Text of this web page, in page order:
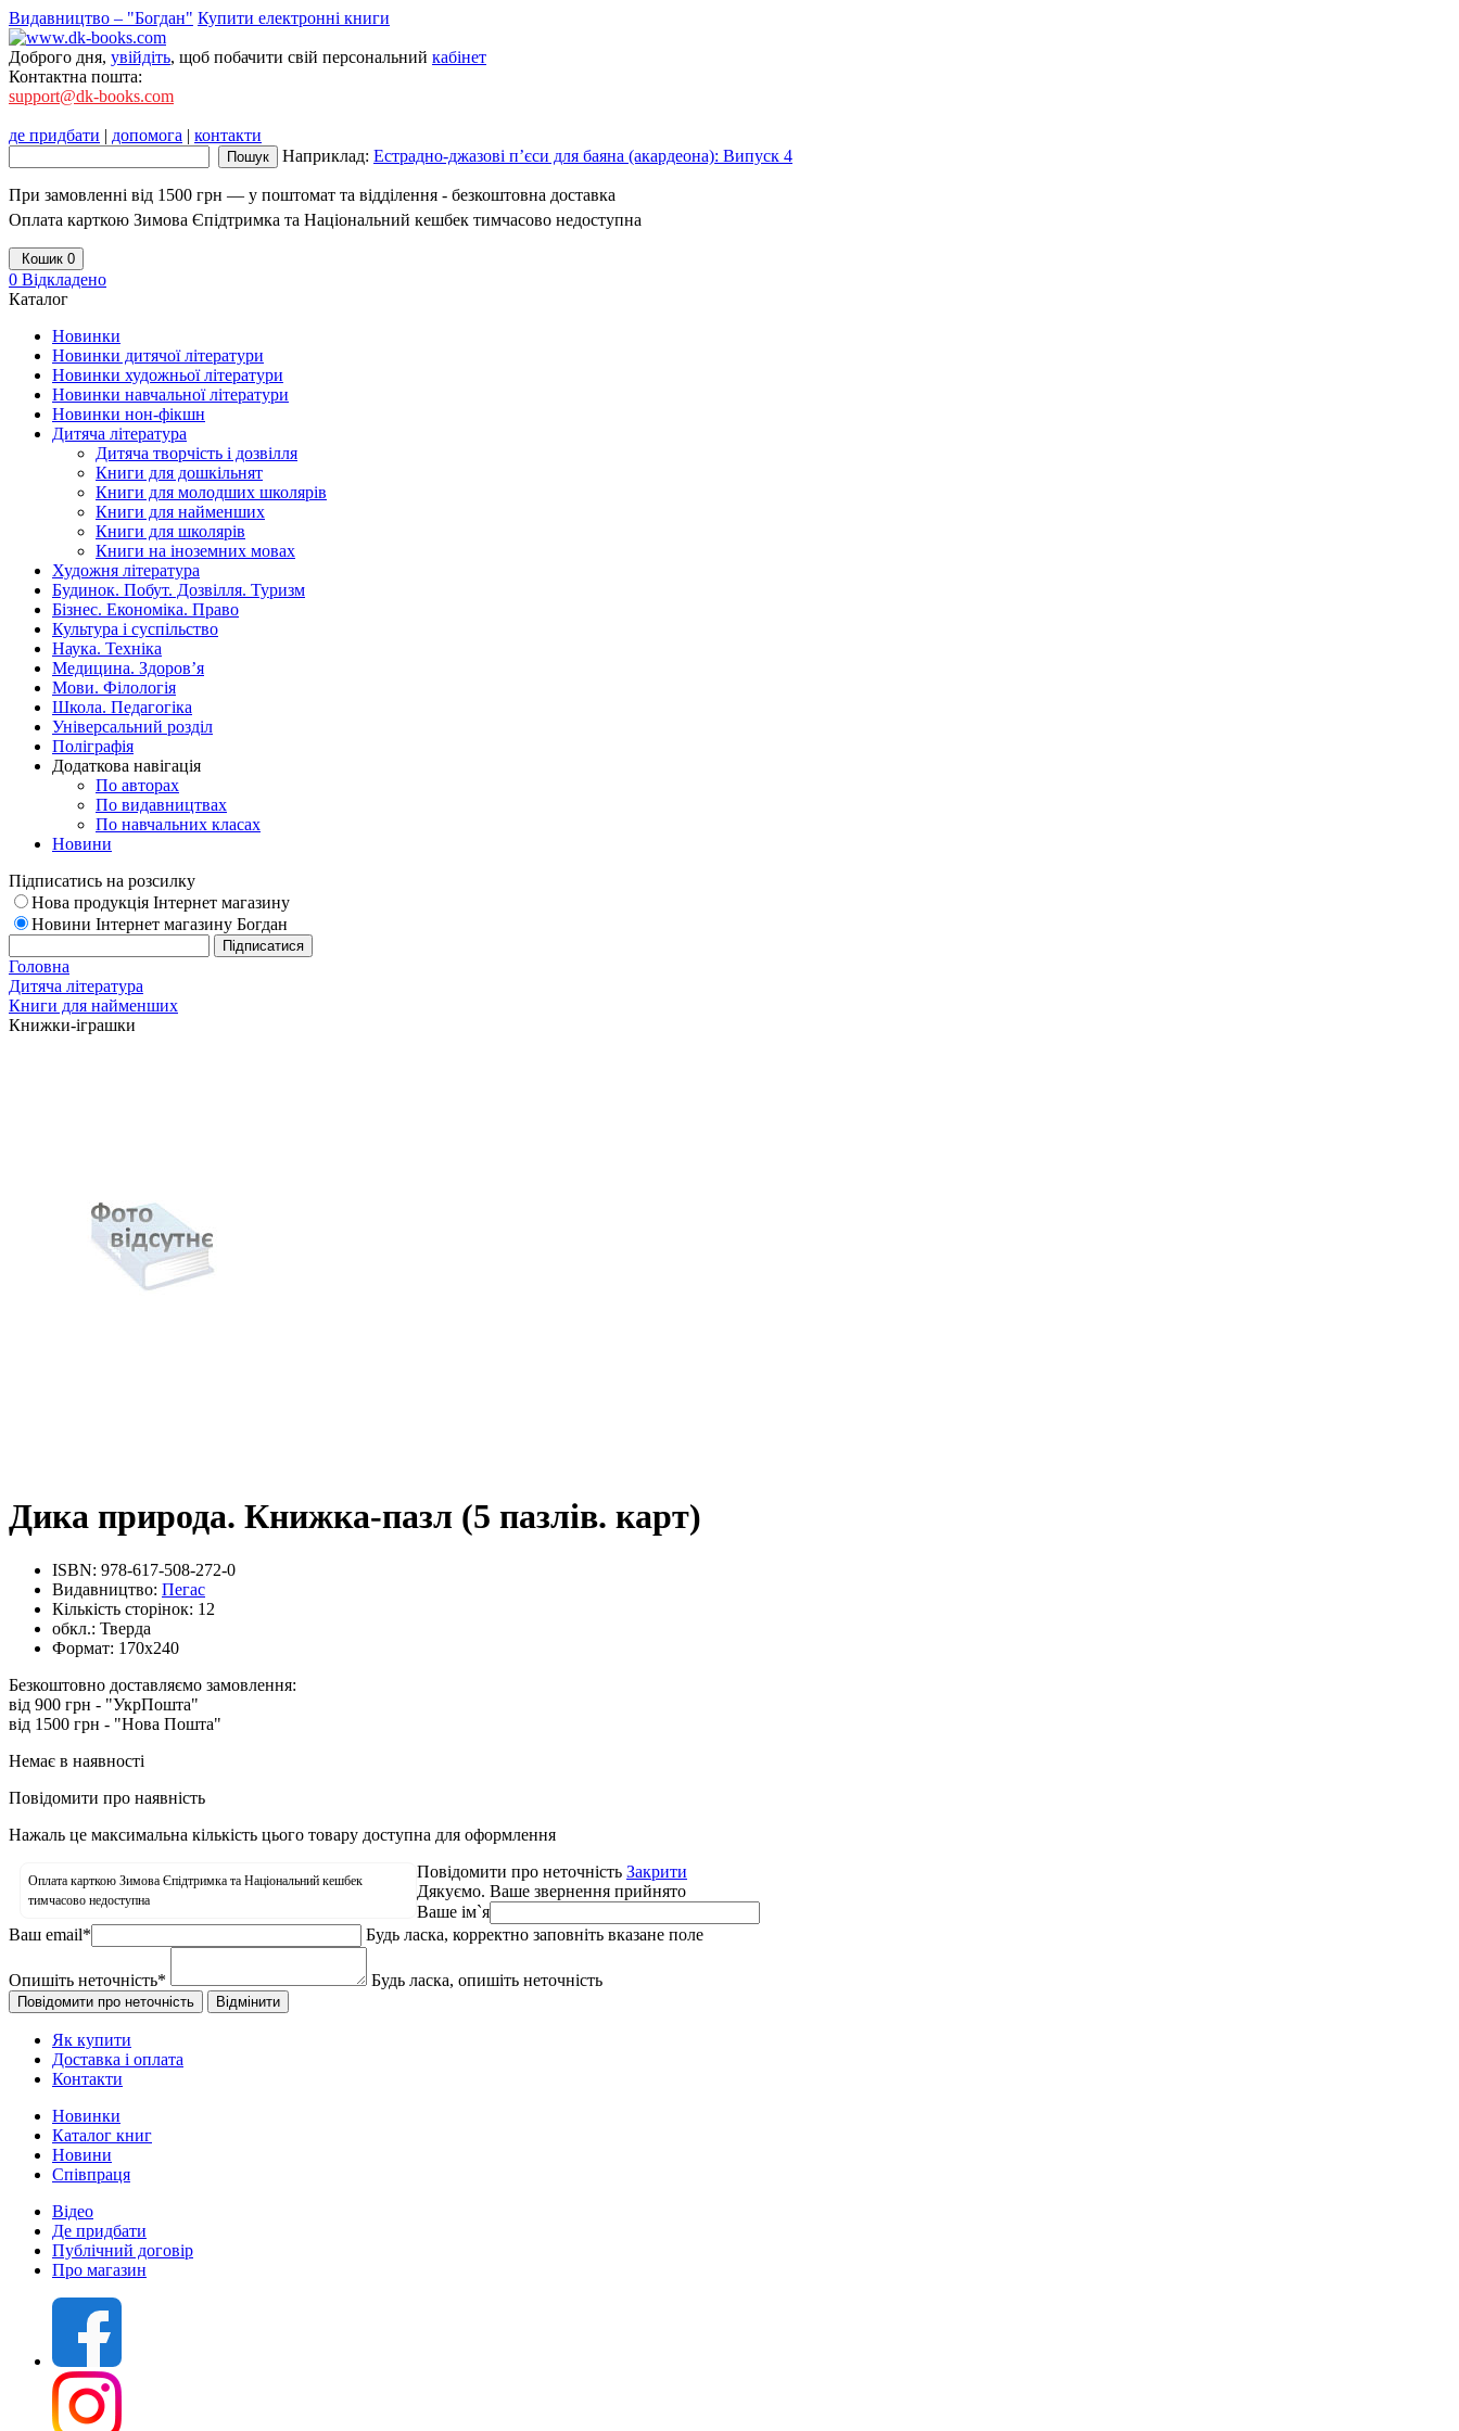
Видавництво – "Богдан" Купити електронні книги
Доброго дня, увійдіть, щоб побачити свій персональний кабінет
Контактна пошта:
support@dk-books.com
де придбати | допомога | контакти
Наприклад: Естрадно-джазові п’єси для баяна (акардеона): Випуск 4
При замовленні від 1500 грн — у поштомат та відділення - безкоштовна доставка
Оплата карткою Зимова Єпідтримка та Національний кешбек тимчасово недоступна
Кошик 0
0 Відкладено
Каталог
Новинки
Новинки дитячої літератури
Новинки художньої літератури
Новинки навчальної літератури
Новинки нон-фікшн
Дитяча література
Дитяча творчість і дозвілля
Книги для дошкільнят
Книги для молодших школярів
Книги для найменших
Книги для школярів
Книги на іноземних мовах
Художня література
Будинок. Побут. Дозвілля. Туризм
Бізнес. Економіка. Право
Культура і суспільство
Наука. Техніка
Медицина. Здоров’я
Мови. Філологія
Школа. Педагогіка
Універсальний розділ
Поліграфія
Додаткова навігація
По авторах
По видавництвах
По навчальних класах
Новини
Підписатись на розсилку
Нова продукція Інтернет магазину
Новини Інтернет магазину Богдан
Головна
Дитяча література
Книги для найменших
Книжки-іграшки
Дика природа. Книжка-пазл (5 пазлів. карт)
ISBN: 978-617-508-272-0
Видавництво: Пегас
Кількість сторінок: 12
обкл.: Тверда
Формат: 170х240
Безкоштовно доставляємо замовлення:
від 900 грн - "УкрПошта"
від 1500 грн - "Нова Пошта"
Немає в наявності
Повідомити про наявність
Нажаль це максимальна кількість цього товару доступна для оформлення
Оплата карткою Зимова Єпідтримка та Національний кешбек
тимчасово недоступна
Повідомити про неточність Закрити
Дякуємо. Ваше звернення прийнято
Ваше ім`я
Ваш email* Будь ласка, корректно заповніть вказане поле
Опишіть неточність* Будь ласка, опишіть неточність
Як купити
Доставка і оплата
Контакти
Новинки
Каталог книг
Новини
Співпраця
Відео
Де придбати
Публічний договір
Про магазин